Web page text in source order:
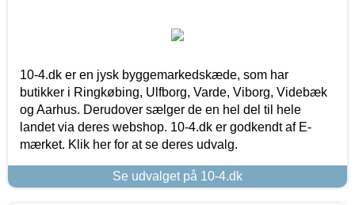
10-4.dk er en jysk byggemarkedskæde, som har
butikker i Ringkøbing, Ulfborg, Varde, Viborg, Videbæk
og Aarhus. Derudover sælger de en hel del til hele
landet via deres webshop. 10-4.dk er godkendt af E-
mærket. Klik her for at se deres udvalg.
Se udvalget på 10-4.dk